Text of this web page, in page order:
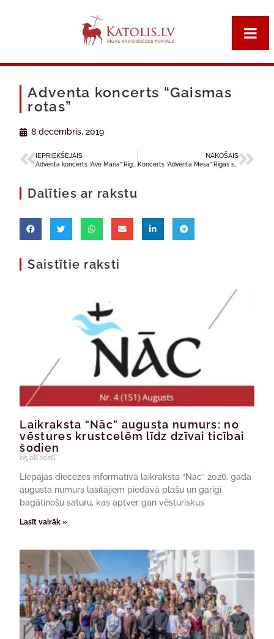
Adventa koncerts “Gaismas
rotas”
8 decembris, 2019
IEPRIEKŠĒJAIS NĀKOŠAIS
Koncerts “Adventa Mesa” Rīgas sv. Marijas Magdalēnas baznīcā
Dalīties ar rakstu
Saistītie raksti
Laikraksta “Nāc” augusta numurs: no
vēstures krustcelēm līdz dzīvai ticībai
šodien
05.08.2026.
Liepājas diecēzes informatīvā laikraksta “Nāc” 2026. gada
augusta numurs lasītājiem piedāvā plašu un garīgi
bagātinošu saturu, kas aptver gan vēsturiskus
Lasīt vairāk »